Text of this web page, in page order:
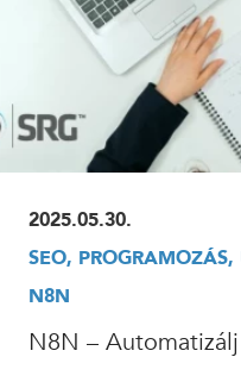
2025.05.30.
SEO,
N8N
N8N –